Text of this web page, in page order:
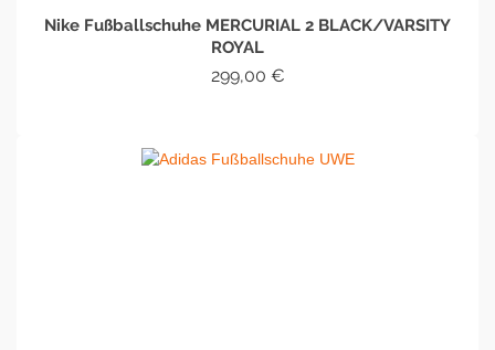
Nike Fußballschuhe MERCURIAL 2 BLACK/VARSITY
ROYAL
299,00 €